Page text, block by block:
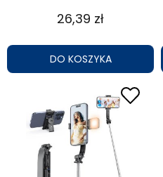
26,39 zł
DO KOSZYKA